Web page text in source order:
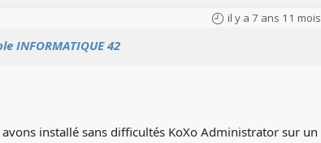
il y a 7 ans 11 mois
INFORMATIQUE 42
installé sans difficultés KoXo Administrator sur un